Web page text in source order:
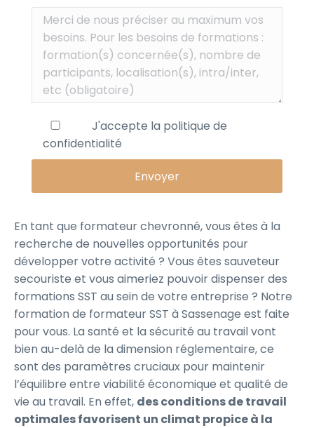
J'accepte la politique de
confidentialité
En tant que formateur chevronné, vous êtes à la
recherche de nouvelles opportunités pour
développer votre activité ? Vous êtes sauveteur
secouriste et vous aimeriez pouvoir dispenser des
formations SST au sein de votre entreprise ? Notre
formation de formateur SST à Sassenage est faite
pour vous. La santé et la sécurité au travail vont
bien au-delà de la dimension réglementaire, ce
sont des paramètres cruciaux pour maintenir
l’équilibre entre viabilité économique et qualité de
vie au travail. En effet, des conditions de travail
optimales favorisent un climat propice à la